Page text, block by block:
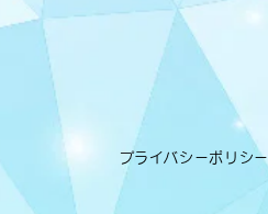
プライバシーポリシー